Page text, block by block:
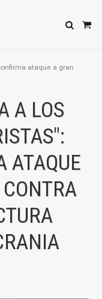
ataque a gran
A LOS
ATAQUE